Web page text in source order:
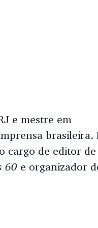
e mestre em
cargo de editor
60 e organizador